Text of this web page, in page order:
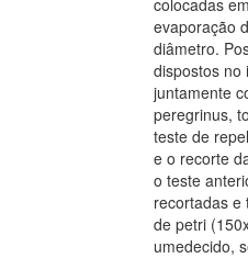
colocadas
evaporação
diâmetro.
dispostos no
juntamente
peregrinus,
teste de
e o recorte
o teste
recortadas e
de petri
umedecido,